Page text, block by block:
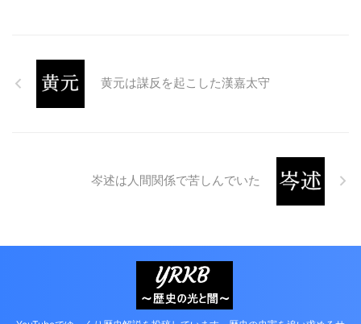
黄元は謀反を起こした漢嘉太守
岑述は人間関係で苦しんでいた